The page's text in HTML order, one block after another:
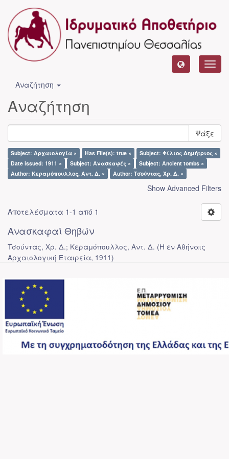
Αναζήτηση
Αναζήτηση
Ψάξε
Subject: Αρχαιολογία × Has File(s): true ×
Subject: Φίλιος Δημήτριος ×
Date issued: 1911 ×
Subject: Ανασκαφές ×
Subject: Ancient tombs ×
Author: Κεραμόπουλλος, Αντ. Δ. ×
Author: Τσούντας, Χρ. Δ. ×
Show Advanced Filters
Αποτελέσματα 1-1 από 1
Ανασκαφαί Θηβών
Τσούντας, Χρ. Δ.; Κεραμόπουλλος, Αντ. Δ. (Η εν Αθήναις
Αρχαιολογική Εταιρεία, 1911)